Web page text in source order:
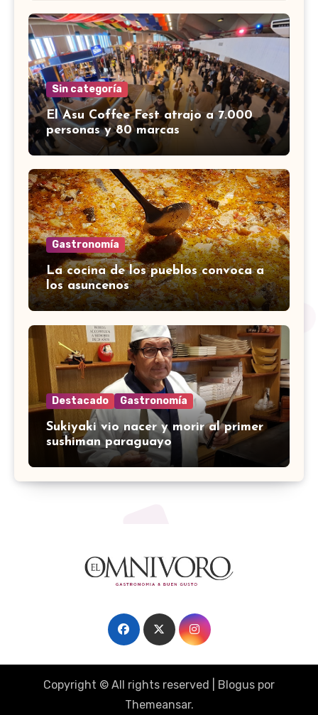
Sin categoría
El Asu Coffee Fest atrajo a 7.000
personas y 80 marcas
Gastronomía
La cocina de los pueblos convoca a
los asuncenos
Destacado Gastronomía
Sukiyaki vio nacer y morir al primer
sushiman paraguayo
Copyright © All rights reserved Blogus por
Themeansar.